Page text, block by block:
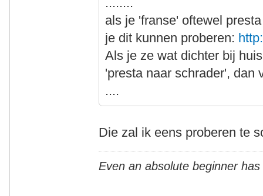
als je 'franse' oftewel
je dit kunnen proberen:
Als je ze wat dichter bij
'presta naar schrader', dan
....
Die zal ik eens proberen te
Even an absolute beginner